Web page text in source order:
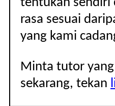
tentukan sendiri
rasa sesuai
yang kami
Minta tutor
sekarang, tekan